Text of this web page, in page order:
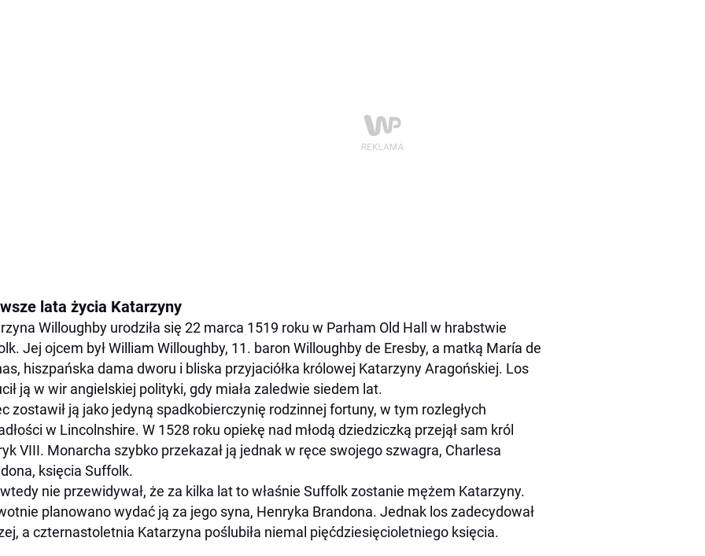
lata życia Katarzyny
Willoughby urodziła się 22 marca 1519 roku w Parham Old Hall w hrabstwie
Jej ojcem był William Willoughby, 11. baron Willoughby de Eresby, a matką María de
hiszpańska dama dworu i bliska przyjaciółka królowej Katarzyny Aragońskiej. Los
ją w wir angielskiej polityki, gdy miała zaledwie siedem lat.
zostawił ją jako jedyną spadkobierczynię rodzinnej fortuny, w tym rozległych
w Lincolnshire. W 1528 roku opiekę nad młodą dziedziczką przejął sam król
VIII. Monarcha szybko przekazał ją jednak w ręce swojego szwagra, Charlesa
księcia Suffolk.
nie przewidywał, że za kilka lat to właśnie Suffolk zostanie mężem Katarzyny.
planowano wydać ją za jego syna, Henryka Brandona. Jednak los zadecydował
a czternastoletnia Katarzyna poślubiła niemal pięćdziesięcioletniego księcia.